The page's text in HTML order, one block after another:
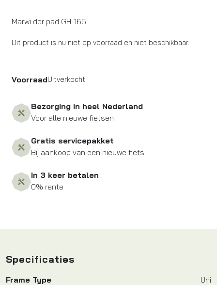
Marwi der pad GH-165
Dit product is nu niet op voorraad en niet beschikbaar.
VoorraadUitverkocht
Bezorging in heel Nederland
Voor alle nieuwe fietsen
Gratis servicepakket
Bij aankoop van een nieuwe fiets
In 3 keer betalen
0% rente
Specificaties
Frame Type Uni